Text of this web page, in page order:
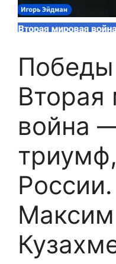
Вторая
война
Максим